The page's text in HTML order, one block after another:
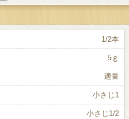
1/2本
5ｇ
適量
小さじ1
小さじ1/2